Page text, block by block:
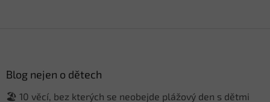
Blog nejen o dětech
🏖️ 10 věcí, bez kterých se neobejde plážový den s dětmi